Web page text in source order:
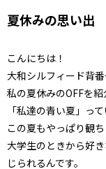
夏休みの思い出
こんにちは！
大和シルフィード背
私の夏休みのOFFを紹
「私達の青い夏」っ
この夏もやっぱり観ち
大学生のときから好
じられるんです。